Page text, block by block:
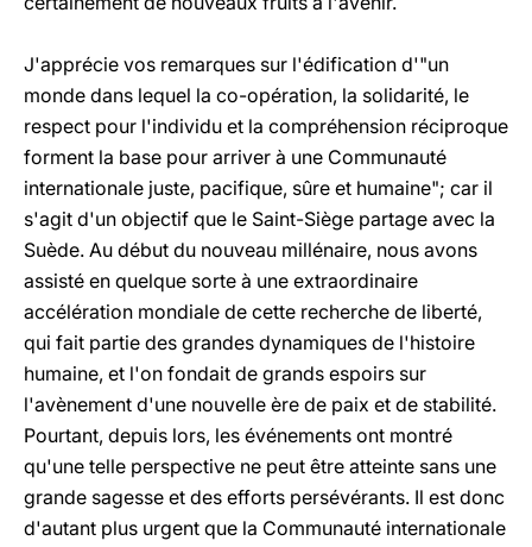
J'apprécie vos remarques sur l'édification d'"un
monde dans lequel la co-opération, la solidarité, le
respect pour l'individu et la compréhension réciproque
forment la base pour arriver à une Communauté
internationale juste, pacifique, sûre et humaine"; car il
s'agit d'un objectif que le Saint-Siège partage avec la
Suède. Au début du nouveau millénaire, nous avons
assisté en quelque sorte à une extraordinaire
accélération mondiale de cette recherche de liberté,
qui fait partie des grandes dynamiques de l'histoire
humaine, et l'on fondait de grands espoirs sur
l'avènement d'une nouvelle ère de paix et de stabilité.
Pourtant, depuis lors, les événements ont montré
qu'une telle perspective ne peut être atteinte sans une
grande sagesse et des efforts persévérants. Il est donc
d'autant plus urgent que la Communauté internationale